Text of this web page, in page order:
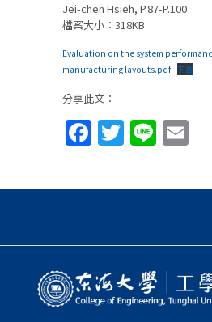
Jei-chen Hsieh, P.87-P.100
檔案大小：318KB
Evaluation on the system
manufacturing layouts.pdf 下載
分享此文：
Facebook
Twitter
Line